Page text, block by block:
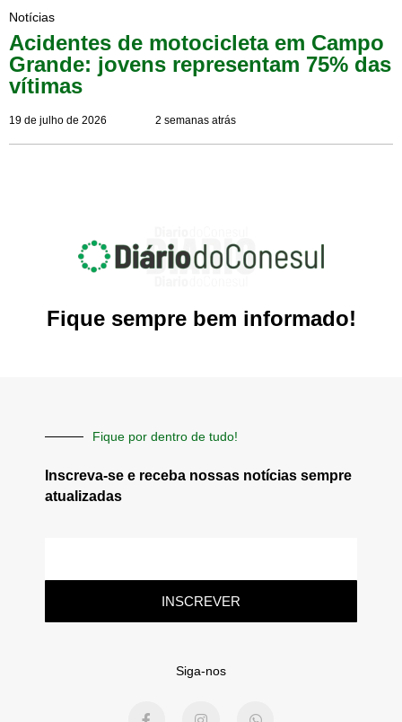
Notícias
Acidentes de motocicleta em Campo
Grande: jovens representam 75% das
vítimas
19 de julho de 2026 2 semanas atrás
Fique sempre bem informado!
Fique por dentro de tudo!
Inscreva-se e receba nossas notícias sempre
atualizadas
INSCREVER
Siga-nos